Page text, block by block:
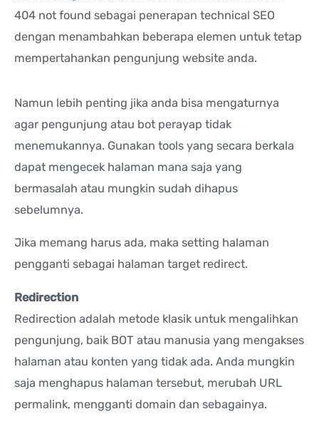
404 not found sebagai penerapan technical SEO
dengan menambahkan beberapa elemen untuk tetap
mempertahankan pengunjung website anda.
Namun lebih penting jika anda bisa mengaturnya
agar pengunjung atau bot perayap tidak
menemukannya. Gunakan tools yang secara berkala
dapat mengecek halaman mana saja yang
bermasalah atau mungkin sudah dihapus
sebelumnya.
Jika memang harus ada, maka setting halaman
pengganti sebagai halaman target redirect.
Redirection
Redirection adalah metode klasik untuk mengalihkan
pengunjung, baik BOT atau manusia yang mengakses
halaman atau konten yang tidak ada. Anda mungkin
saja menghapus halaman tersebut, merubah URL
permalink, mengganti domain dan sebagainya.